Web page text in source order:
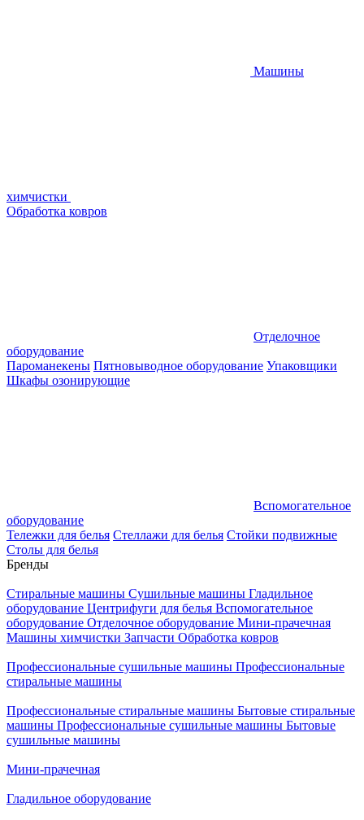
Машины
химчистки
Обработка ковров
Отделочное
оборудование
Пароманекены Пятновыводное оборудование Упаковщики
Шкафы озонирующие
Вспомогательное
оборудование
Тележки для белья Стеллажи для белья Стойки подвижные
Столы для белья
Бренды
Стиральные машины Сушильные машины Гладильное
оборудование Центрифуги для белья Вспомогательное
оборудование Отделочное оборудование Мини-прачечная
Машины химчистки Запчасти Обработка ковров
Профессиональные сушильные машины Профессиональные
стиральные машины
Профессиональные стиральные машины Бытовые стиральные
машины Профессиональные сушильные машины Бытовые
сушильные машины
Мини-прачечная
Гладильное оборудование